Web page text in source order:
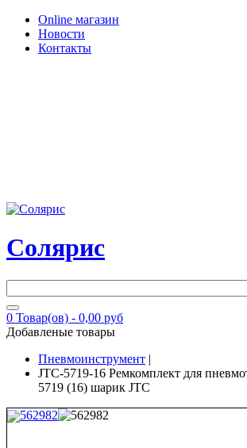
Online магазин
Новости
Контакты
Солярис
0 Товар(ов) - 0,00 руб
Добавленые товары
Пневмоинструмент |
JTC-5719-16 Ремкомплект для
5719 (16) шарик JTC
562982